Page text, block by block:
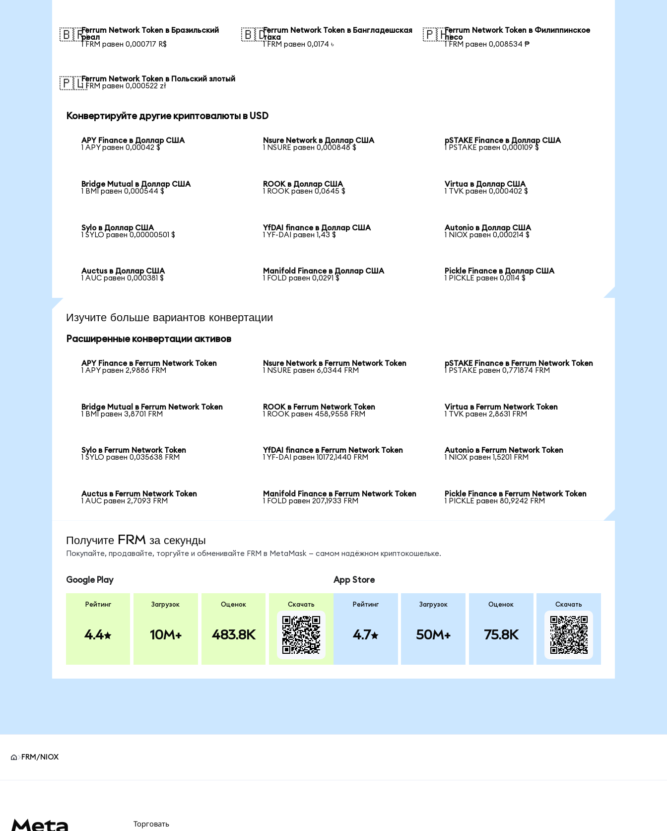
🇧🇷Ferrum Network Token в Бразильский
реал
1 FRM равен 0,000717 R$
🇧🇩Ferrum Network Token в Бангладешская
така
1 FRM равен 0,0174 ৳
🇵🇭Ferrum Network Token в Филиппинское
песо
1 FRM равен 0,008534 ₱
🇵🇱Ferrum Network Token в Польский злотый
1 FRM равен 0,000522 zł
Конвертируйте другие криптовалюты в USD
APY Finance в Доллар США
1 APY равен 0,00042 $
Nsure Network в Доллар США
1 NSURE равен 0,000848 $
pSTAKE Finance в Доллар США
1 PSTAKE равен 0,000109 $
Bridge Mutual в Доллар США
1 BMI равен 0,000544 $
ROOK в Доллар США
1 ROOK равен 0,0645 $
Virtua в Доллар США
1 TVK равен 0,000402 $
Sylo в Доллар США
1 SYLO равен 0,00000501 $
YfDAI finance в Доллар США
1 YF-DAI равен 1,43 $
Autonio в Доллар США
1 NIOX равен 0,000214 $
Auctus в Доллар США
1 AUC равен 0,000381 $
Manifold Finance в Доллар США
1 FOLD равен 0,0291 $
Pickle Finance в Доллар США
1 PICKLE равен 0,0114 $
Изучите больше вариантов конвертации
Расширенные конвертации активов
APY Finance в Ferrum Network Token
1 APY равен 2,9886 FRM
Nsure Network в Ferrum Network Token
1 NSURE равен 6,0344 FRM
pSTAKE Finance в Ferrum Network Token
1 PSTAKE равен 0,771874 FRM
Bridge Mutual в Ferrum Network Token
1 BMI равен 3,8701 FRM
ROOK в Ferrum Network Token
1 ROOK равен 458,9558 FRM
Virtua в Ferrum Network Token
1 TVK равен 2,8631 FRM
Sylo в Ferrum Network Token
1 SYLO равен 0,035638 FRM
YfDAI finance в Ferrum Network Token
1 YF-DAI равен 10172,1440 FRM
Autonio в Ferrum Network Token
1 NIOX равен 1,5201 FRM
Auctus в Ferrum Network Token
1 AUC равен 2,7093 FRM
Manifold Finance в Ferrum Network Token
1 FOLD равен 207,1933 FRM
Pickle Finance в Ferrum Network Token
1 PICKLE равен 80,9242 FRM
Получите FRM за секунды
Покупайте, продавайте, торгуйте и обменивайте FRM в MetaMask — самом надёжном криптокошельке.
Google Play
Рейтинг
4.4
Загрузок
10M+
Оценок
483.8K
Скачать
App Store
Рейтинг
4.7
Загрузок
50M+
Оценок
75.8K
Скачать
FRM/NIOX
Торговать